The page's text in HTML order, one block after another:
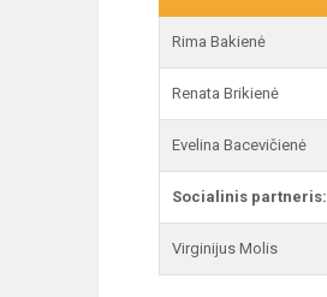
Rima Bakienė
Renata Brikienė
Evelina Bacevičienė
Socialinis partneris:
Virginijus Molis